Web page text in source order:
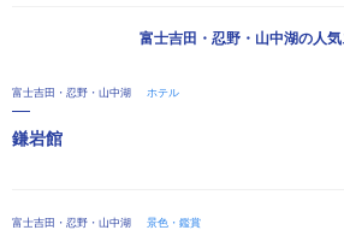
富士吉田・忍野・山中湖の人気
富士吉田・忍野・山中湖 ホテル
鎌岩館
富士吉田・忍野・山中湖 景色・鑑賞